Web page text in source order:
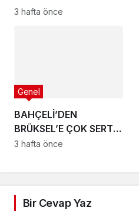
ALARM: DOLULUK
3 hafta önce
​BAHÇELİ’DEN
BRÜKSEL’E ÇOK SERT
KIBRIS TEPKİSİ
Genel
3 hafta önce
Bir Cevap Yaz